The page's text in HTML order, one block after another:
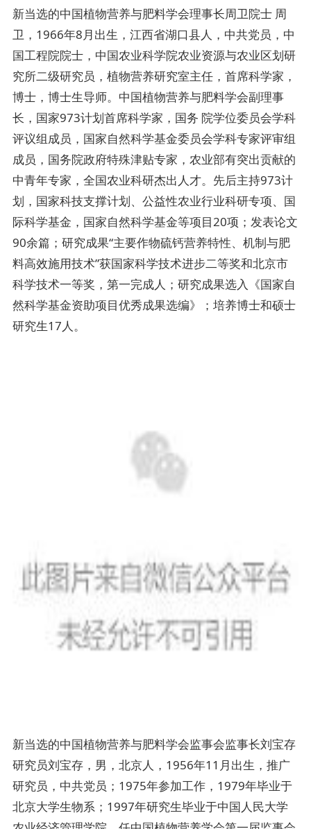
新当选的中国植物营养与肥料学会理事长周卫院士 周
卫，1966年8月出生，江西省湖口县人，中共党员，中
国工程院院士，中国农业科学院农业资源与农业区划研
究所二级研究员，植物营养研究室主任，首席科学家，
博士，博士生导师。中国植物营养与肥料学会副理事
长，国家973计划首席科学家，国务 院学位委员会学科
评议组成员，国家自然科学基金委员会学科专家评审组
成员，国务院政府特殊津贴专家，农业部有突出贡献的
中青年专家，全国农业科研杰出人才。先后主持973计
划，国家科技支撑计划、公益性农业行业科研专项、国
际科学基金，国家自然科学基金等项目20项；发表论文
90余篇；研究成果“主要作物硫钙营养特性、机制与肥
料高效施用技术”获国家科学技术进步二等奖和北京市
科学技术一等奖，第一完成人；研究成果选入《国家自
然科学基金资助项目优秀成果选编》；培养博士和硕士
研究生17人。
新当选的中国植物营养与肥料学会监事会监事长刘宝存
研究员刘宝存，男，北京人，1956年11月出生，推广
研究员，中共党员；1975年参加工作，1979年毕业于
北京大学生物系；1997年研究生毕业于中国人民大学